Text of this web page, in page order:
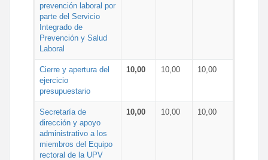
prevención laboral por
parte del Servicio
Integrado de
Prevención y Salud
Laboral
Cierre y apertura del
ejercicio
presupuestario
10,00 10,00 10,00
Secretaría de
dirección y apoyo
administrativo a los
miembros del Equipo
rectoral de la UPV
10,00 10,00 10,00